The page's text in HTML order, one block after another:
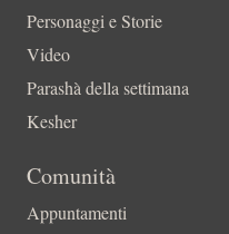
Personaggi e Storie
Video
Parashà della settimana
Kesher
Comunità
Appuntamenti